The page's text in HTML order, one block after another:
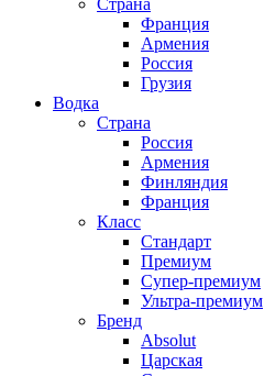
Франция
Армения
Россия
Грузия
Водка
Страна
Россия
Армения
Финляндия
Франция
Класс
Стандарт
Премиум
Супер-премиум
Ультра-премиум
Бренд
Absolut
Царская